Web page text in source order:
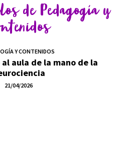
dePedagogía y
Y CONTENIDOS
aula de la mano de la
21/04/2026